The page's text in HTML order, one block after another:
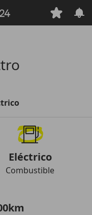
Eléctrico
Combustible